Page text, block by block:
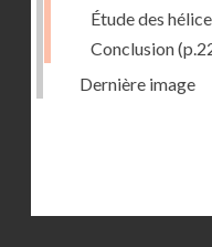
Étude des
Conclusion
Dernière image